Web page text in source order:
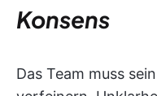
Konsens
Das Team muss